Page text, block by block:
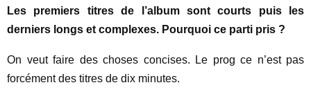
Les premiers titres de l’album sont courts puis les
derniers longs et complexes. Pourquoi ce parti pris ?
On veut faire des choses concises. Le prog ce n’est pas
forcément des titres de dix minutes.